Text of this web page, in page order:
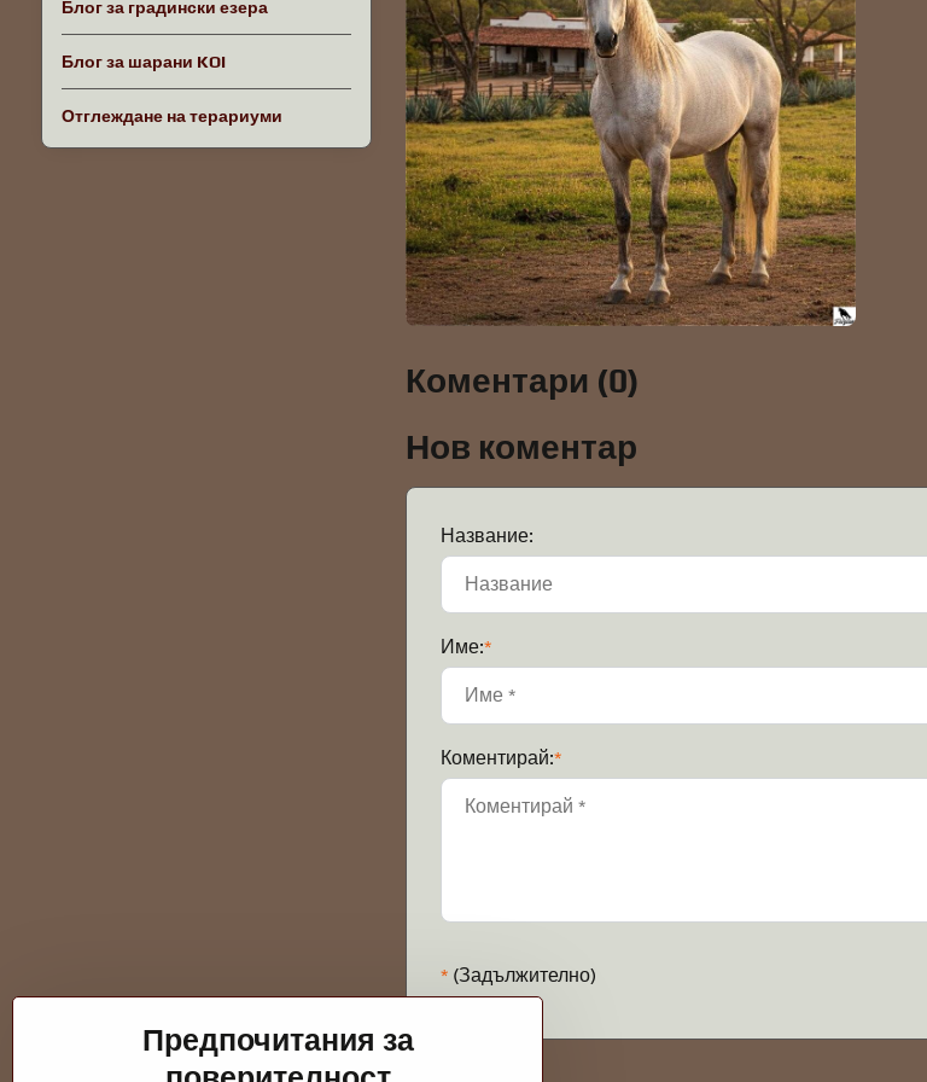
Коментари (0)
Нов коментар
Название:
Име:*
Коментирай:*
* (Задължително)
Блог за градински езера
Блог за шарани KOI
Отглеждане на терариуми
Предпочитания за